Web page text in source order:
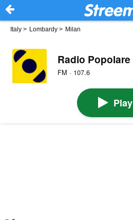
Italy > Lombardy > Milan
Radio Popolare
FM · 107.6
Play